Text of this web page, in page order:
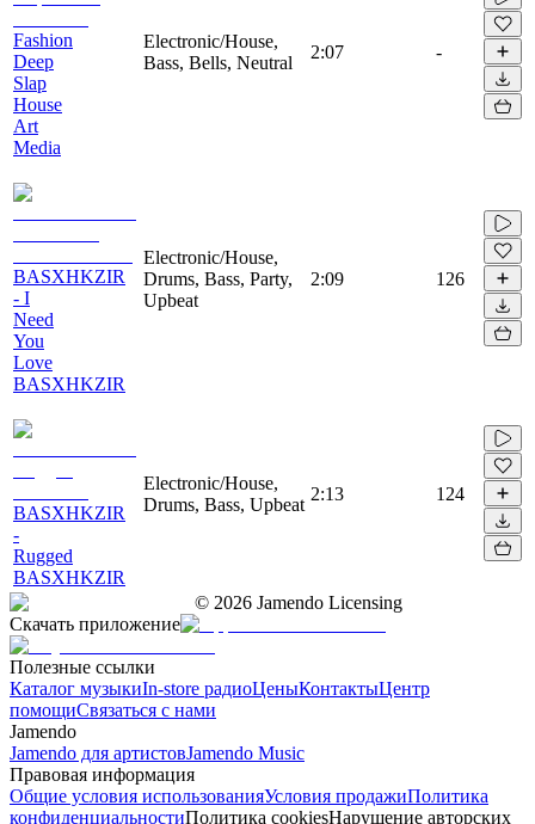
Fashion
Deep
Slap
House
Art
Media
Electronic/House,
Bass, Bells, Neutral
2:07 -
BASXHKZIR
- I
Need
You
Love
BASXHKZIR
Electronic/House,
Drums, Bass, Party,
Upbeat
2:09 126
BASXHKZIR
-
Rugged
BASXHKZIR
Electronic/House,
Drums, Bass, Upbeat
2:13 124
© 2026 Jamendo Licensing
Скачать приложение
Полезные ссылки
Каталог музыкиIn-store радиоЦеныКонтактыЦентр
помощиСвязаться с нами
Jamendo
Jamendo для артистовJamendo Music
Правовая информация
Общие условия использованияУсловия продажиПолитика
конфиденциальностиПолитика cookiesНарушение авторских